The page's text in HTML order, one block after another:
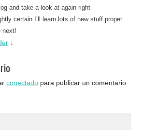
and take a look at again right
certain I’ll learn lots of new stuff proper
next!
↓
conectado para publicar un comentario.